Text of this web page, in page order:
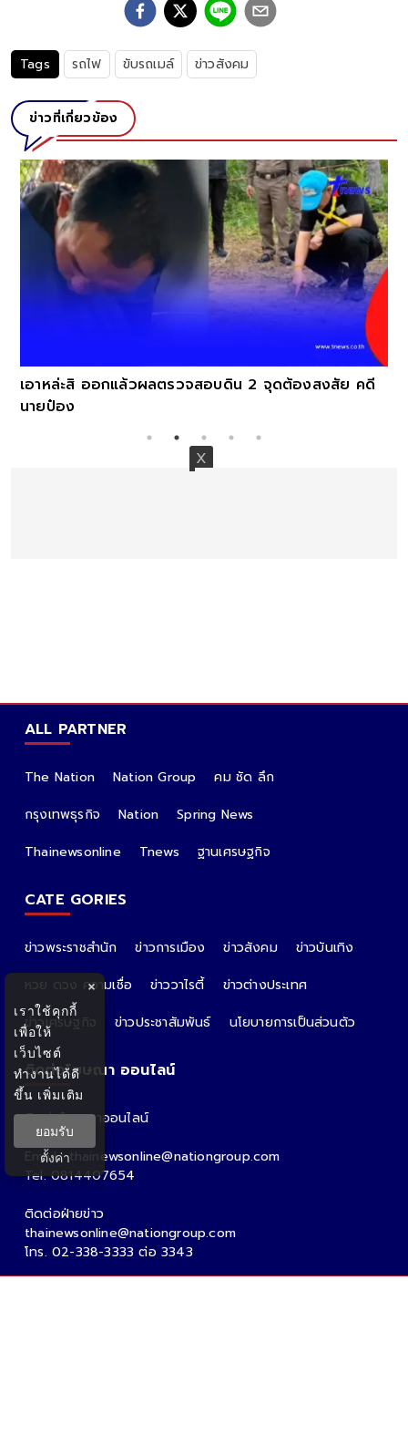
Tags รถไฟ ขับรถเมล์ ข่าวสังคม
ข่าวที่เกี่ยวข้อง
เอาหล่ะสิ ออกแล้วผลตรวจสอบดิน 2 จุดต้องสงสัย คดี
นายป๋อง
ALL PARTNER
The Nation Nation Group
คม ชัด ลึก
กรุงเทพธุรกิจ
Nation
Spring News
Thainewsonline
Tnews ฐานเศรษฐกิจ
CATE GORIES
ข่าวพระราชสำนัก ข่าวการเมือง ข่าวสังคม
ข่าวบันเทิง
หวย ดวง ความเชื่อ
ข่าววาไรตี้
ข่าวต่างประเทศ
ข่าวเศรษฐกิจ
ข่าวประชาสัมพันธ์ นโยบายการเป็นส่วนตัว
ติดต่อโฆษณา ออนไลน์
ติดต่อโฆษณาออนไลน์
คุณอ้อ
Email : thainewsonline@nationgroup.com
Tel: 0814407654
ติดต่อฝ่ายข่าว
thainewsonline@nationgroup.com
โทร. 02-338-3333 ต่อ 3343
×
เราใช้คุกกี้
เพื่อให้
เว็บไซต์
ทำงานได้ดี
ขึ้น เพิ่มเติม
ยอมรับ
ตั้งค่า